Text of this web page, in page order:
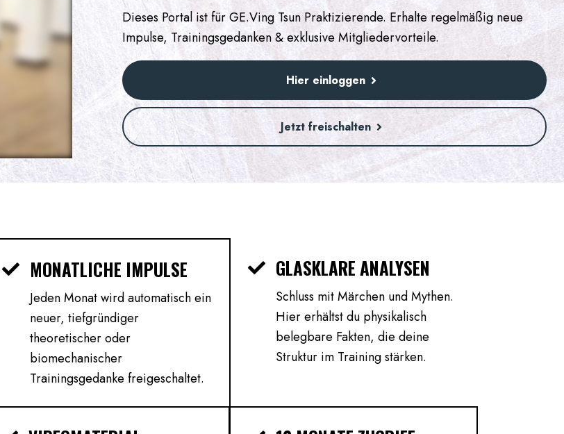
Dieses Portal ist für GE.Ving Tsun Praktizierende. Erhalte regelmäßig neue
Impulse, Trainingsgedanken & exklusive Mitgliedervorteile.
Hier einloggen
Jetzt freischalten
MONATLICHE IMPULSE
Jeden Monat wird automatisch ein
neuer, tiefgründiger
theoretischer oder
biomechanischer
Trainingsgedanke freigeschaltet.
GLASKLARE ANALYSEN
Schluss mit Märchen und Mythen.
Hier erhältst du physikalisch
belegbare Fakten, die deine
Struktur im Training stärken.